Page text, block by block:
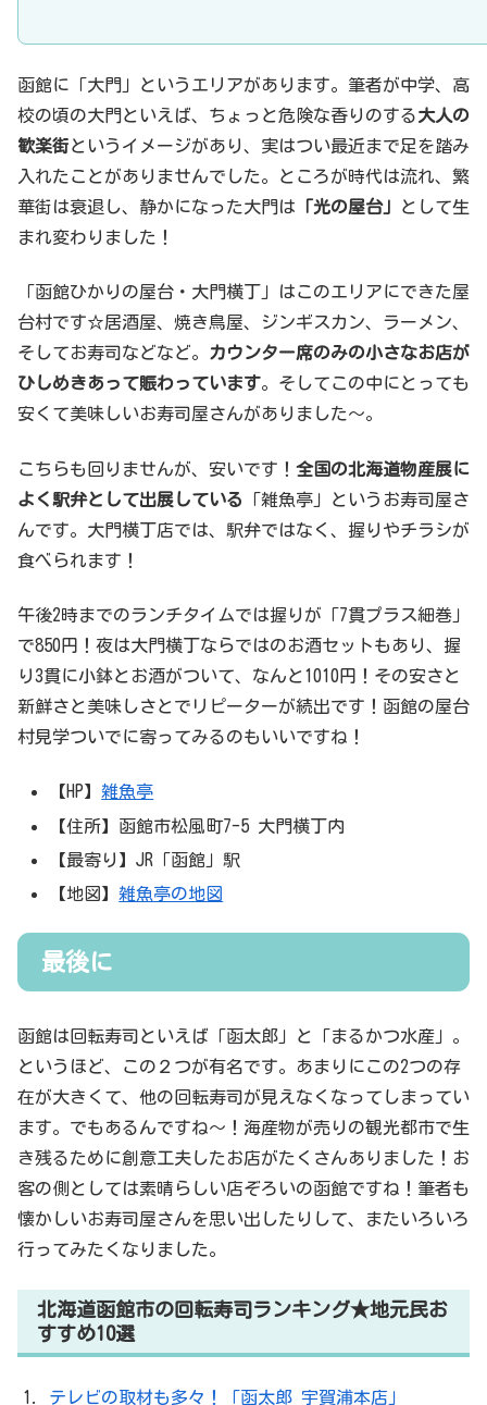
函館に「大門」というエリアがあります。筆者が中学、高
校の頃の大門といえば、ちょっと危険な香りのする大人の
歓楽街というイメージがあり、実はつい最近まで足を踏み
入れたことがありませんでした。ところが時代は流れ、繁
華街は衰退し、静かになった大門は 「光の屋台」
として生
まれ変わりました！
「函館ひかりの屋台・大門横丁」はこのエリアにできた屋
台村です☆居酒屋、焼き鳥屋、ジンギスカン、ラーメン、
そしてお寿司などなど。
カウンター席のみの小さなお店が
ひしめきあって賑わっています。そしてこの中にとっても
安くて美味しいお寿司屋さんがありました～。
こちらも回りませんが、安いです！ 全国の北海道物産展に
よく駅弁として出展している
「雑魚亭」というお寿司屋さ
んです。大門横丁店では、駅弁ではなく、握りやチラシが
食べられます！
午後2時までのランチタイムでは握りが「7貫プラス細巻」
で850円！夜は大門横丁ならではのお酒セットもあり、握
り3貫に小鉢とお酒がついて、なんと1010円！その安さと
新鮮さと美味しさとでリピーターが続出です！函館の屋台
村見学ついでに寄ってみるのもいいですね！
【HP】雑魚亭
【住所】函館市松風町7-5 大門横丁内
【最寄り】JR「函館」駅
【地図】雑魚亭の地図
最後に
函館は回転寿司といえば「函太郎」と「まるかつ水産」。
というほど、この２つが有名です。あまりにこの2つの存
在が大きくて、他の回転寿司が見えなくなってしまってい
ます。でもあるんですね～！海産物が売りの観光都市で生
き残るために創意工夫したお店がたくさんありました！お
客の側としては素晴らしい店ぞろいの函館ですね！筆者も
懐かしいお寿司屋さんを思い出したりして、またいろいろ
行ってみたくなりました。
北海道函館市の回転寿司ランキング★地元民お
すすめ10選
テレビの取材も多々！「函太郎 宇賀浦本店」